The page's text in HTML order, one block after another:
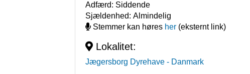
Adfærd: Siddende
Sjældenhed:Almindelig
Stemmer kan høres her (eksternt link)
Lokalitet:
Jægersborg Dyrehave - Danmark